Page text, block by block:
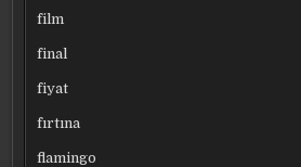
film
final
fiyat
fırtına
flamingo